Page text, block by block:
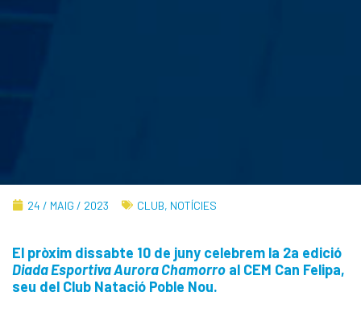
24 / MAIG / 2023 CLUB, NOTÍCIES
El pròxim dissabte 10 de juny celebrem la 2a edició
Diada Esportiva Aurora Chamorro al CEM Can Felipa,
seu del Club Natació Poble Nou.